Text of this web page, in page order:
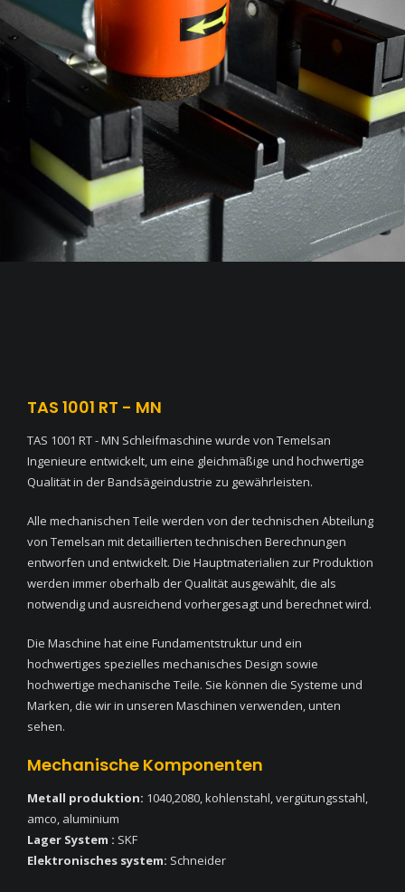
TAS 1001 RT - MN
TAS 1001 RT - MN Schleifmaschine wurde von Temelsan
Ingenieure entwickelt, um eine gleichmäßige und hochwertige
Qualität in der Bandsägeindustrie zu gewährleisten.
Alle mechanischen Teile werden von der technischen Abteilung
von Temelsan mit detaillierten technischen Berechnungen
entworfen und entwickelt. Die Hauptmaterialien zur Produktion
werden immer oberhalb der Qualität ausgewählt, die als
notwendig und ausreichend vorhergesagt und berechnet wird.
Die Maschine hat eine Fundamentstruktur und ein
hochwertiges spezielles mechanisches Design sowie
hochwertige mechanische Teile. Sie können die Systeme und
Marken, die wir in unseren Maschinen verwenden, unten
sehen.
Mechanische Komponenten
Metall produktion: 1040,2080, kohlenstahl, vergütungsstahl,
amco, aluminium
Lager System : SKF
Elektronisches system: Schneider